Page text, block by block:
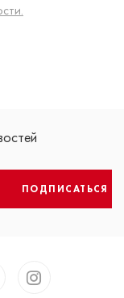
ПОДПИСАТЬСЯ